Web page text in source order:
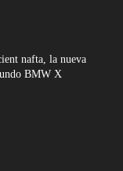
nafta, la nueva
BMW X